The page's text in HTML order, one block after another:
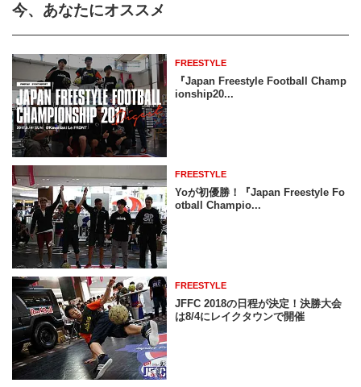
今、あなたにオススメ
FREESTYLE
『Japan Freestyle Football Champ
ionship20...
FREESTYLE
Yoが初優勝！『Japan Freestyle Fo
otball Champio...
FREESTYLE
JFFC 2018の日程が決定！決勝大会
は8/4にレイクタウンで開催